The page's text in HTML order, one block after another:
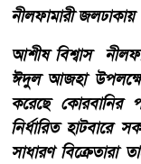
নীলফামারী
আশীষ বিশ্বাস
ঈদুল আজহা
করেছে
নির্ধারিত হাটবারে
সাধারণ